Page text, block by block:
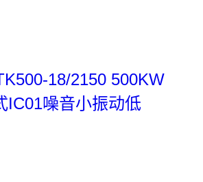
18/2150 500KW
IC01噪音小振动低